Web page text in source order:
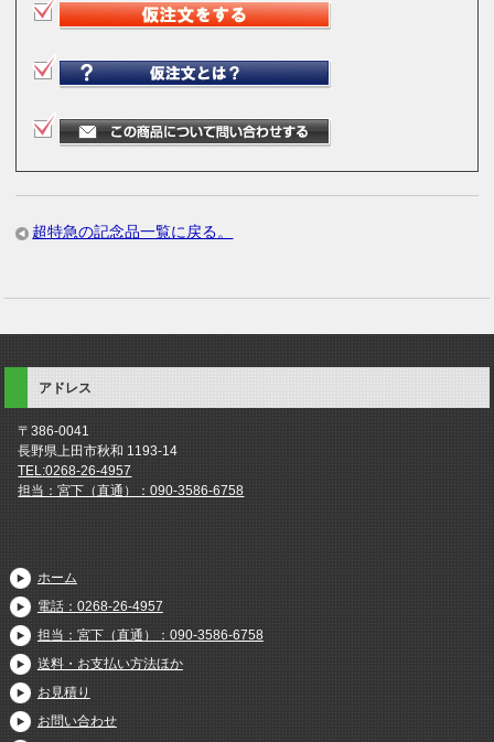
超特急の記念品一覧に戻る。
アドレス
〒386-0041
長野県上田市秋和 1193-14
TEL:0268-26-4957
担当：宮下（直通）：090-3586-6758
ホーム
電話：0268-26-4957
担当：宮下（直通）：090-3586-6758
送料・お支払い方法ほか
お見積り
お問い合わせ